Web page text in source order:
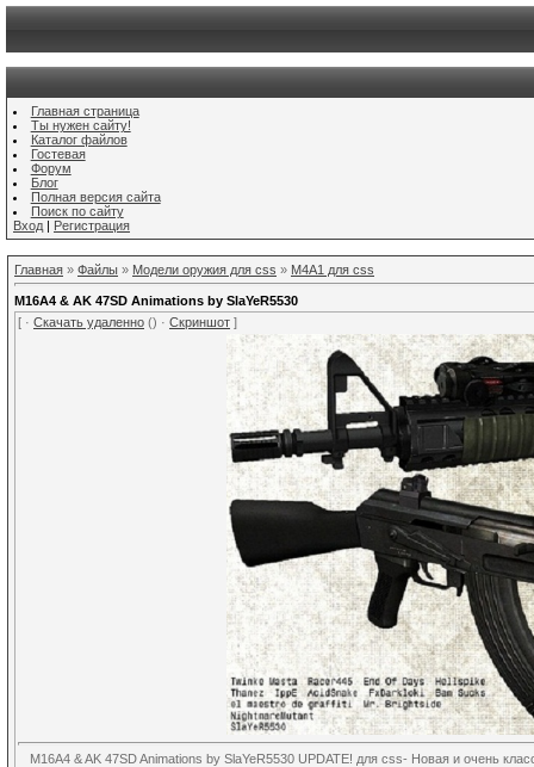
Главная страница
Ты нужен сайту!
Каталог файлов
Гостевая
Форум
Блог
Полная версия сайта
Поиск по сайту
Вход | Регистрация
Главная » Файлы » Модели оружия для css » M4A1 для css
M16A4 & AK 47SD Animations by SlaYeR5530
[ · Скачать удаленно () · Скриншот ]
M16A4 & AK 47SD Animations by SlaYeR5530 UPDATE! для css- Новая и очень